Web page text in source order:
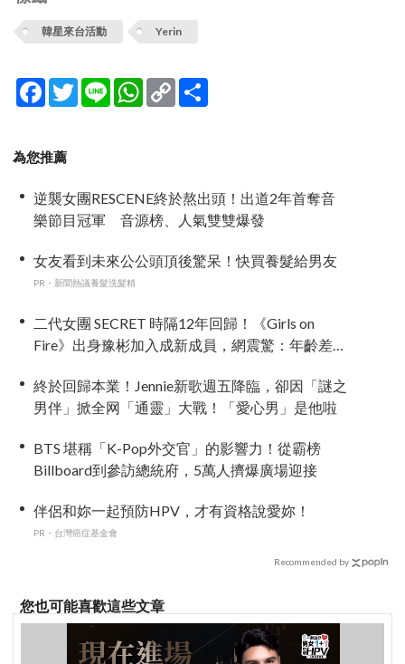
韓星來台活動 Yerin
Facebook
TwitterLine WhatsApp
Copy
Link
為您推薦
逆襲女團RESCENE終於熬出頭！出道2年首奪音
樂節目冠軍 音源榜、人氣雙雙爆發
女友看到未來公公頭頂後驚呆！快買養髮給男友
PR・新聞熱議養髮洗髮精
二代女團 SECRET 時隔12年回歸！《Girls on
Fire》出身豫彬加入成新成員，網震驚：年齡差太
終於回歸本業！Jennie新歌週五降臨，卻因「謎之
男伴」掀全网「通靈」大戰！「愛心男」是他啦
BTS 堪稱「K-Pop外交官」的影響力！從霸榜
Billboard到參訪總統府，5萬人擠爆廣場迎接
伴侶和妳一起預防HPV，才有資格說愛妳！
PR・台灣癌症基金會
Recommended by
您也可能喜歡這些文章